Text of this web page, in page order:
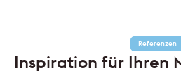
Referenzen
Inspiration für Ihren